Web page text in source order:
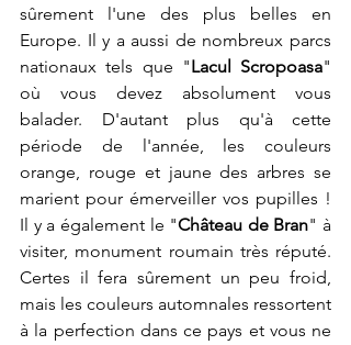
sûrement l'une des plus belles en
Europe. Il y a aussi de nombreux parcs
nationaux tels que "Lacul Scropoasa"
où vous devez absolument vous
balader. D'autant plus qu'à cette
période de l'année, les couleurs
orange, rouge et jaune des arbres se
marient pour émerveiller vos pupilles !
Il y a également le "Château de Bran" à
visiter, monument roumain très réputé.
Certes il fera sûrement un peu froid,
mais les couleurs automnales ressortent
à la perfection dans ce pays et vous ne